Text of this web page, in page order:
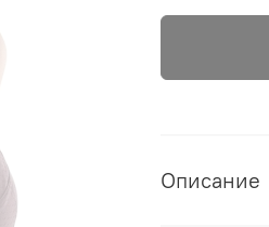
Описание